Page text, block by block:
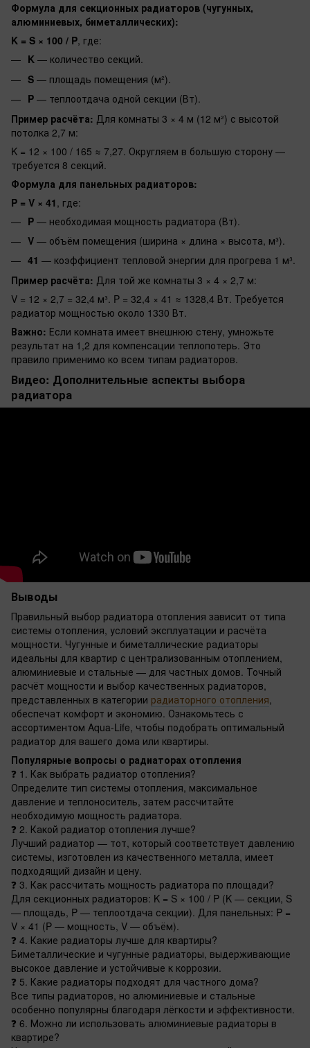
Формула для секционных радиаторов (чугунных,
алюминиевых, биметаллических):
K = S × 100 / P, где:
K — количество секций.
S — площадь помещения (м²).
P — теплоотдача одной секции (Вт).
Пример расчёта: Для комнаты 3 × 4 м (12 м²) с высотой
потолка 2,7 м:
K = 12 × 100 / 165 ≈ 7,27. Округляем в большую сторону —
требуется 8 секций.
Формула для панельных радиаторов:
P = V × 41 , где:
P — необходимая мощность радиатора (Вт).
V — объём помещения (ширина × длина × высота, м³).
41 — коэффициент тепловой энергии для прогрева 1 м³.
Пример расчёта: Для той же комнаты 3 × 4 × 2,7 м:
V = 12 × 2,7 = 32,4 м³. P = 32,4 × 41 ≈ 1328,4 Вт. Требуется
радиатор мощностью около 1330 Вт.
Важно: Если комната имеет внешнюю стену, умножьте
результат на 1,2 для компенсации теплопотерь. Это
правило применимо ко всем типам радиаторов.
Видео: Дополнительные аспекты выбора
радиатора
Выводы
Правильный выбор радиатора отопления зависит от типа
системы отопления, условий эксплуатации и расчёта
мощности. Чугунные и биметаллические радиаторы
идеальны для квартир с централизованным отоплением,
алюминиевые и стальные — для частных домов. Точный
расчёт мощности и выбор качественных радиаторов,
представленных в категории радиаторного отопления,
обеспечат комфорт и экономию. Ознакомьтесь с
ассортиментом Aqua-Life, чтобы подобрать оптимальный
радиатор для вашего дома или квартиры.
Популярные вопросы о радиаторах отопления
❓ 1. Как выбрать радиатор отопления?
Определите тип системы отопления, максимальное
давление и теплоноситель, затем рассчитайте
необходимую мощность радиатора.
❓ 2. Какой радиатор отопления лучше?
Лучший радиатор — тот, который соответствует давлению
системы, изготовлен из качественного металла, имеет
подходящий дизайн и цену.
❓ 3. Как рассчитать мощность радиатора по площади?
Для секционных радиаторов: K = S × 100 / P (K — секции, S
— площадь, P — теплоотдача секции). Для панельных: P =
V × 41 (P — мощность, V — объём).
❓ 4. Какие радиаторы лучше для квартиры?
Биметаллические и чугунные радиаторы, выдерживающие
высокое давление и устойчивые к коррозии.
❓ 5. Какие радиаторы подходят для частного дома?
Все типы радиаторов, но алюминиевые и стальные
особенно популярны благодаря лёгкости и эффективности.
❓ 6. Можно ли использовать алюминиевые радиаторы в
квартире?